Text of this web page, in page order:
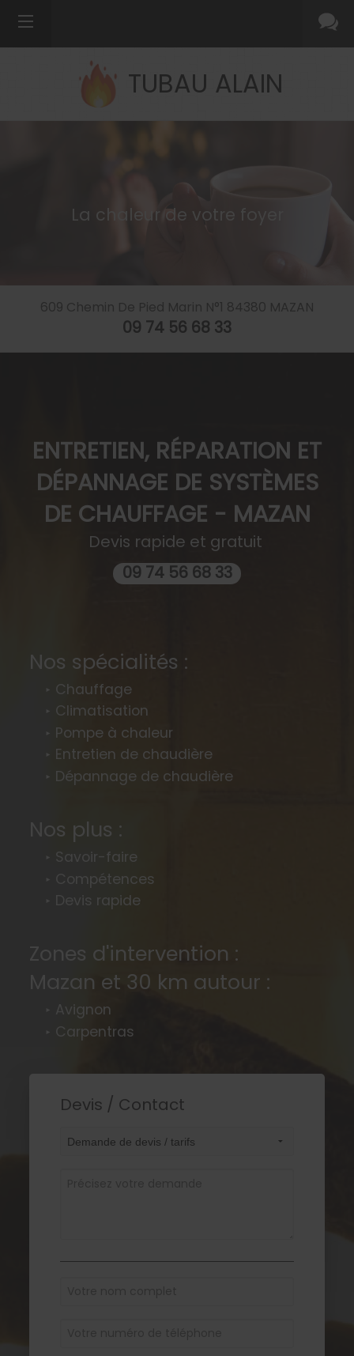
TUBAU ALAIN
La chaleur de votre foyer
609 Chemin De Pied Marin N°1 84380 MAZAN
09 74 56 68 33
ENTRETIEN, RÉPARATION ET
DÉPANNAGE DE SYSTÈMES
DE CHAUFFAGE - MAZAN
Devis rapide et gratuit
09 74 56 68 33
Nos spécialités :
Chauffage
Climatisation
Pompe à chaleur
Entretien de chaudière
Dépannage de chaudière
Nos plus :
Savoir-faire
Compétences
Devis rapide
Zones d'intervention :
Mazan et 30 km autour :
Avignon
Carpentras
Devis / Contact